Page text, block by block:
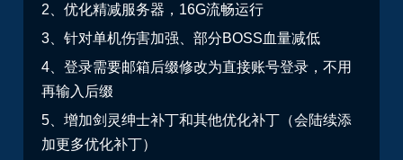
2、优化精减服务器，16G流畅运行
3、针对单机伤害加强、部分BOSS血量减低
4、登录需要邮箱后缀修改为直接账号登录，不用
再输入后缀
5、增加剑灵绅士补丁和其他优化补丁（会陆续添
加更多优化补丁）